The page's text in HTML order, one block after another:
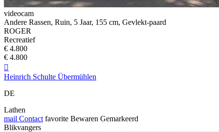
videocam
Andere Rassen, Ruin, 5 Jaar, 155 cm, Gevlekt-paard
ROGER
Recreatief
€ 4.800
€ 4.800

Heinrich Schulte Übermühlen
DE
Lathen
mail Contact favorite Bewaren Gemarkeerd
Blikvangers